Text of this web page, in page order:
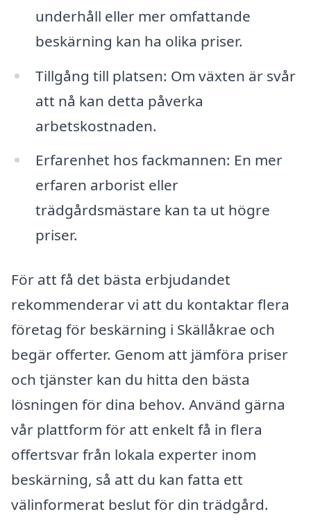
underhåll eller mer omfattande
beskärning kan ha olika priser.
Tillgång till platsen: Om växten är svår
att nå kan detta påverka
arbetskostnaden.
Erfarenhet hos fackmannen: En mer
erfaren arborist eller
trädgårdsmästare kan ta ut högre
priser.
För att få det bästa erbjudandet
rekommenderar vi att du kontaktar flera
företag för beskärning i Skällåkrae och
begär offerter. Genom att jämföra priser
och tjänster kan du hitta den bästa
lösningen för dina behov. Använd gärna
vår plattform för att enkelt få in flera
offertsvar från lokala experter inom
beskärning, så att du kan fatta ett
välinformerat beslut för din trädgård.